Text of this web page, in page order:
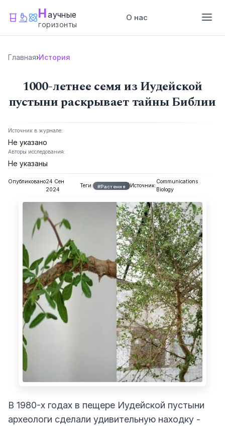
Научные
горизонты
О нас
Главная›История
1000-летнее семя из Иудейской
пустыни раскрывает тайны Библии
Источник в журнале:
Не указано
Авторы исследования:
Не указаны
Опубликовано24 Сен
2024
Теги: #Растения Источник:
Communications
Biology
В 1980-х годах в пещере Иудейской пустыни
археологи сделали удивительную находку -